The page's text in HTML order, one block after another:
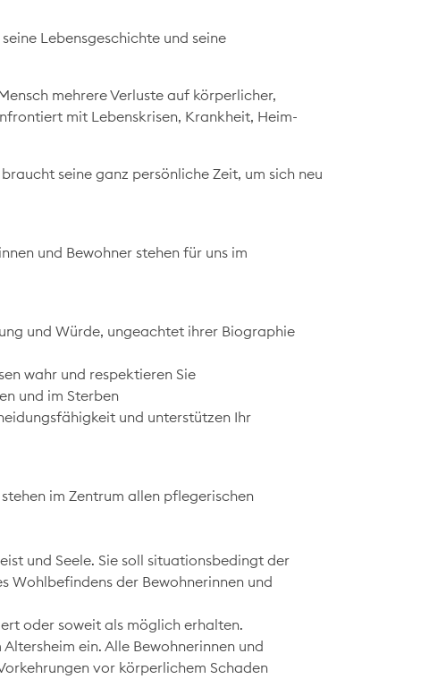
Lebensgeschichte und seine
mehrere Verluste auf körperlicher,
mit Lebenskrisen, Krankheit, Heim-
seine ganz persönliche Zeit, um sich neu
und Bewohner stehen für uns im
und Würde, ungeachtet ihrer Biographie
wahr und respektieren Sie
und im Sterben
und unterstützen Ihr
im Zentrum allen pflegerischen
und Seele. Sie soll situationsbedingt der
Wohlbefindens der Bewohnerinnen und
oder soweit als möglich erhalten.
ein. Alle Bewohnerinnen und
vor körperlichem Schaden